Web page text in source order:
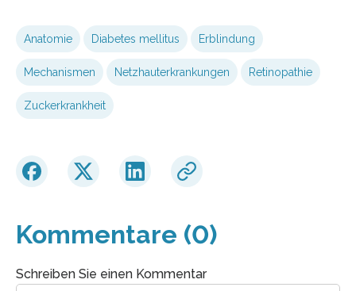
Anatomie Diabetes mellitus Erblindung
Mechanismen Netzhauterkrankungen Retinopathie
Zuckerkrankheit
Kommentare (0)
Schreiben Sie einen Kommentar